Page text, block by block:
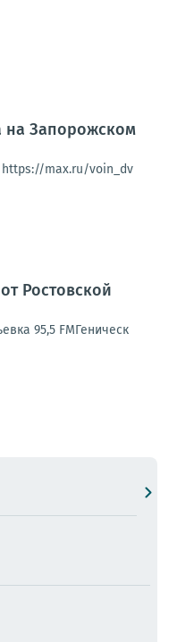
на Запорожском
https://max.ru/voin_dv
Ростовской
95,5 FMГеническ